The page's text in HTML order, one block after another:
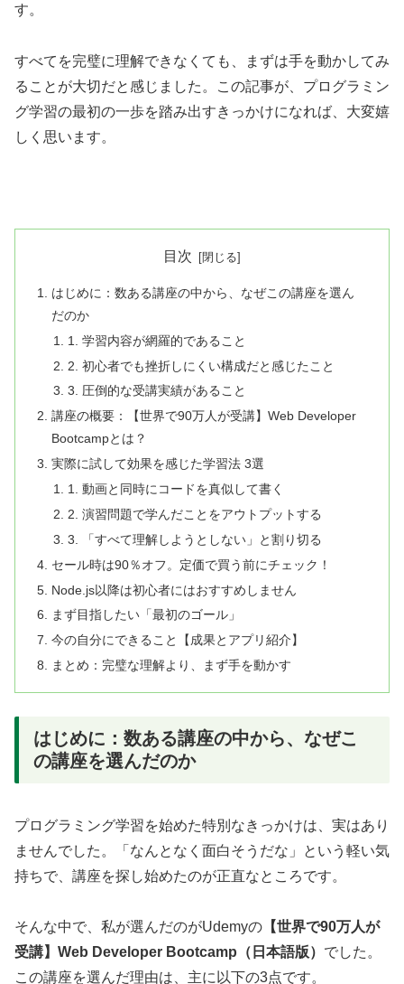
す。
すべてを完璧に理解できなくても、まずは手を動かしてみ
ることが大切だと感じました。この記事が、プログラミン
グ学習の最初の一歩を踏み出すきっかけになれば、大変嬉
しく思います。
目次
はじめに：数ある講座の中から、なぜこの講座を選ん
だのか
1. 学習内容が網羅的であること
2. 初心者でも挫折しにくい構成だと感じたこと
3. 圧倒的な受講実績があること
講座の概要：【世界で90万人が受講】Web Developer
Bootcampとは？
実際に試して効果を感じた学習法 3選
1. 動画と同時にコードを真似して書く
2. 演習問題で学んだことをアウトプットする
3. 「すべて理解しようとしない」と割り切る
セール時は90％オフ。定価で買う前にチェック！
Node.js以降は初心者にはおすすめしません
まず目指したい「最初のゴール」
今の自分にできること【成果とアプリ紹介】
まとめ：完璧な理解より、まず手を動かす
はじめに：数ある講座の中から、なぜこ
の講座を選んだのか
プログラミング学習を始めた特別なきっかけは、実はあり
ませんでした。「なんとなく面白そうだな」という軽い気
持ちで、講座を探し始めたのが正直なところです。
そんな中で、私が選んだのがUdemyの 【世界で90万人が
受講】Web Developer Bootcamp（日本語版） でした。
この講座を選んだ理由は、主に以下の3点です。